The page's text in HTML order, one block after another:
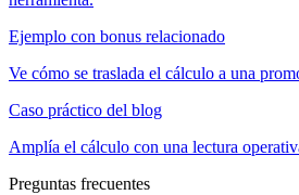
Ejemplo con bonus relacionado
Ve cómo se traslada el cálculo a una
Caso práctico del blog
Amplía el cálculo con una lectura
Preguntas frecuentes